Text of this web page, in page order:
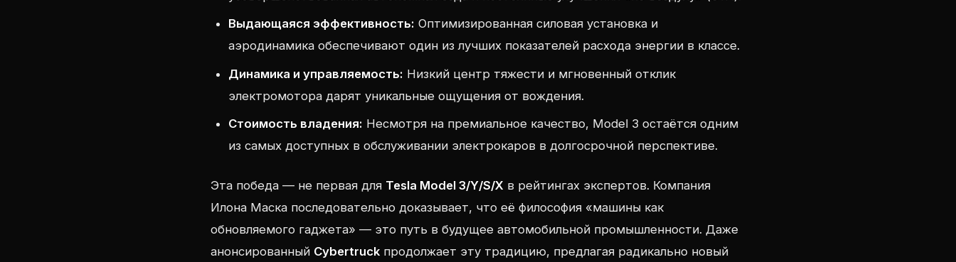
Выдающаяся эффективность: Оптимизированная силовая установка и
аэродинамика обеспечивают один из лучших показателей расхода энергии в классе.
Динамика и управляемость: Низкий центр тяжести и мгновенный отклик
электромотора дарят уникальные ощущения от вождения.
Стоимость владения: Несмотря на премиальное качество, Model 3 остаётся одним
из самых доступных в обслуживании электрокаров в долгосрочной перспективе.
Эта победа — не первая для Tesla Model 3/Y/S/X в рейтингах экспертов. Компания
Илона Маска последовательно доказывает, что её философия «машины как
обновляемого гаджета» — это путь в будущее автомобильной промышленности. Даже
анонсированный Cybertruck продолжает эту традицию, предлагая радикально новый